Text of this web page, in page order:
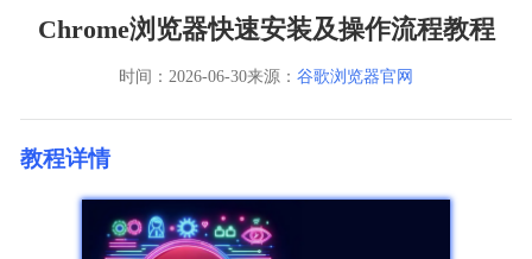
Chrome浏览器快速安装及操作流程教程
时间： 2026-06-30来源： 谷歌浏览器官网
教程详情